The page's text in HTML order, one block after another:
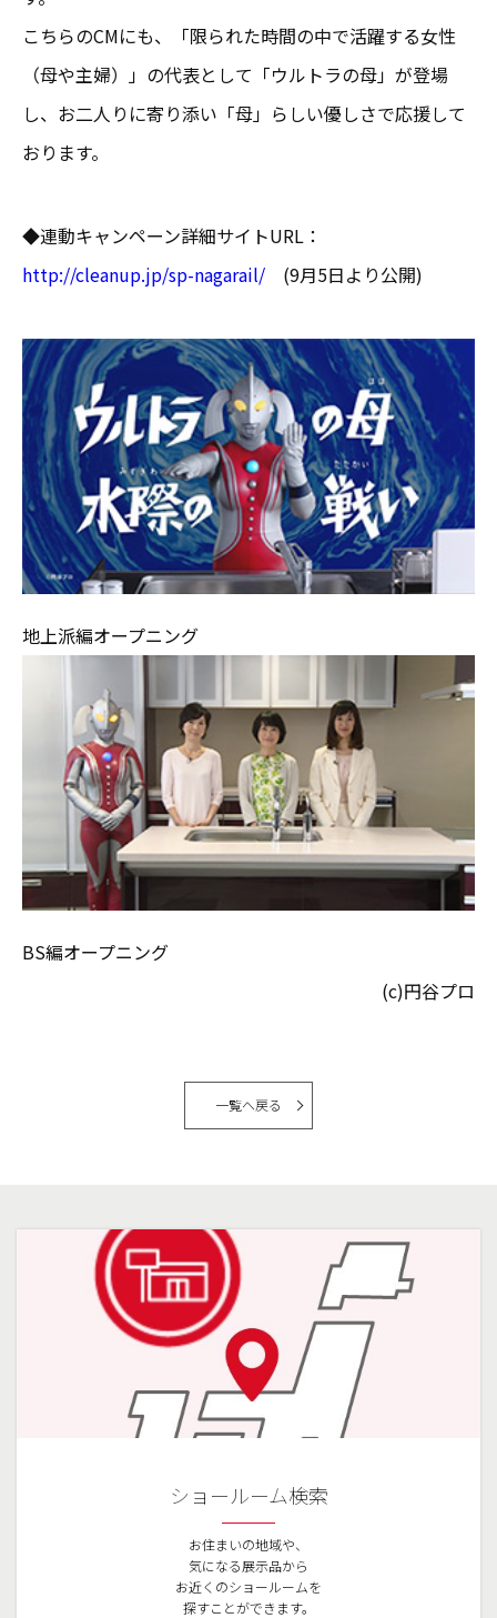
こちらのCMにも、「限られた時間の中で活躍する女性
（母や主婦）」の代表として「ウルトラの母」が登場
し、お二人りに寄り添い「母」らしい優しさで応援して
おります。
◆連動キャンペーン詳細サイトURL：
http://cleanup.jp/sp-nagarail/ (9月5日より公開)
地上派編オープニング
BS編オープニング
(c)円谷プロ
一覧へ戻る
ショールーム検索
お住まいの地域や、
気になる展示品から
お近くのショールームを
探すことができます。